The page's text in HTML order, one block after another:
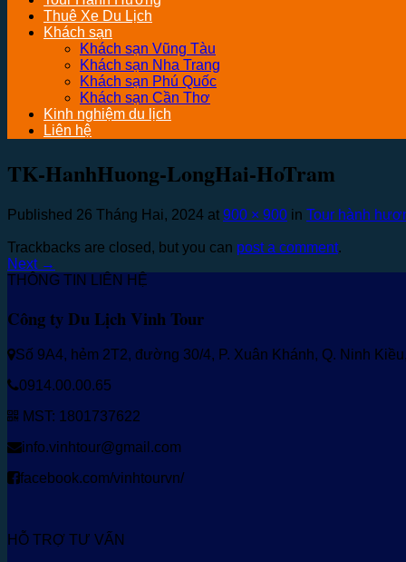
Thuê Xe Du Lịch
Khách sạn
Khách sạn Vũng Tàu
Khách sạn Nha Trang
Khách sạn Phú Quốc
Khách sạn Cần Thơ
Kinh nghiệm du lịch
Liên hệ
TK-HanhHuong-LongHai-HoTram
Published 26 Tháng Hai, 2024 at 900 × 900 in Tour hành
Trackbacks are closed, but you can post a comment.
Next →
THÔNG TIN LIÊN HỆ
Công ty Du Lịch Vinh Tour
Số 9A4, hẻm 2T2, đường 30/4, P. Xuân Khánh, Q. Ninh
0914.00.00.65
MST: 1801737622
info.vinhtour@gmail.com
facebook.com/vinhtourvn/
HỖ TRỢ TƯ VẤN